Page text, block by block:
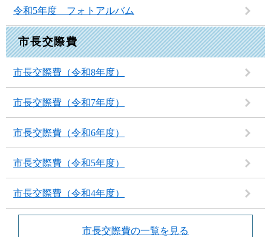
令和5年度 フォトアルバム
市長交際費
市長交際費（令和8年度）
市長交際費（令和7年度）
市長交際費（令和6年度）
市長交際費（令和5年度）
市長交際費（令和4年度）
市長交際費の一覧を見る